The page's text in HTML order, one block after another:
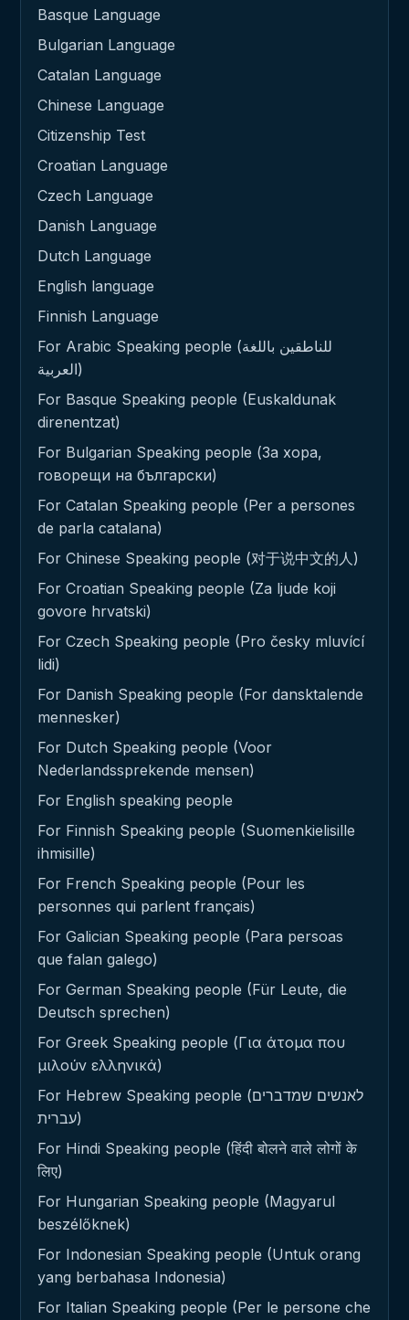
Basque Language
Bulgarian Language
Catalan Language
Chinese Language
Citizenship Test
Croatian Language
Czech Language
Danish Language
Dutch Language
English language
Finnish Language
For Arabic Speaking people (للناطقين باللغة
العربية)
For Basque Speaking people (Euskaldunak
direnentzat)
For Bulgarian Speaking people (За хора,
говорещи на български)
For Catalan Speaking people (Per a persones
de parla catalana)
For Chinese Speaking people (对于说中文的人)
For Croatian Speaking people (Za ljude koji
govore hrvatski)
For Czech Speaking people (Pro česky mluvící
lidi)
For Danish Speaking people (For dansktalende
mennesker)
For Dutch Speaking people (Voor
Nederlandssprekende mensen)
For English speaking people
For Finnish Speaking people (Suomenkielisille
ihmisille)
For French Speaking people (Pour les
personnes qui parlent français)
For Galician Speaking people (Para persoas
que falan galego)
For German Speaking people (Für Leute, die
Deutsch sprechen)
For Greek Speaking people (Για άτομα που
μιλούν ελληνικά)
For Hebrew Speaking people (לאנשים שמדברים
עברית)
For Hindi Speaking people (हिंदी बोलने वाले लोगों के
लिए)
For Hungarian Speaking people (Magyarul
beszélőknek)
For Indonesian Speaking people (Untuk orang
yang berbahasa Indonesia)
For Italian Speaking people (Per le persone che